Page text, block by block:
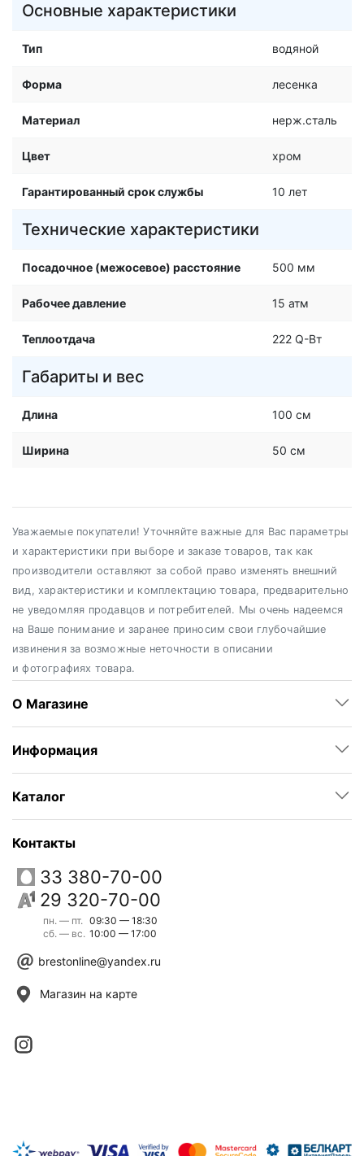
Основные характеристики
Тип водяной
Форма лесенка
Материал нерж.сталь
Цвет хром
Гарантированный срок службы 10 лет
Технические характеристики
Посадочное (межосевое) расстояние 500 мм
Рабочее давление 15 атм
Теплоотдача 222 Q-Вт
Габариты и вес
Длина 100 см
Ширина 50 см
Уважаемые покупатели! Уточняйте важные для Вас параметры
и характеристики при выборе и заказе товаров, так как
производители оставляют за собой право изменять внешний
вид, характеристики и комплектацию товара, предварительно
не уведомляя продавцов и потребителей. Мы очень надеемся
на Ваше понимание и заранее приносим свои глубочайшие
извинения за возможные неточности в описании
и фотографиях товара.
О Магазине
Информация
Каталог
Контакты
33 380-70-00
29 320-70-00
пн. — пт.
сб. — вс.
09:30 — 18:30
10:00 — 17:00
brestonline@yandex.ru
Магазин на карте